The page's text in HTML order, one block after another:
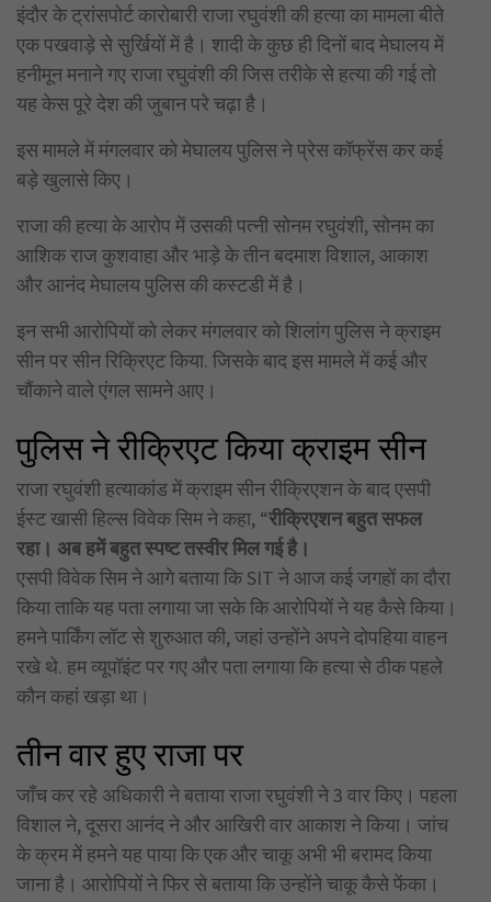
इंदौर के ट्रांसपोर्ट कारोबारी राजा रघुवंशी की हत्या का मामला बीते
एक पखवाड़े से सुर्खियों में है। शादी के कुछ ही दिनों बाद मेघालय में
हनीमून मनाने गए राजा रघुवंशी की जिस तरीके से हत्या की गई तो
यह केस पूरे देश की जुबान परे चढ़ा है।
इस मामले में मंगलवार को मेघालय पुलिस ने प्रेस कॉफ्रेंस कर कई
बड़े खुलासे किए।
राजा की हत्या के आरोप में उसकी पत्नी सोनम रघुवंशी, सोनम का
आशिक राज कुशवाहा और भाड़े के तीन बदमाश विशाल, आकाश
और आनंद मेघालय पुलिस की कस्टडी में है।
इन सभी आरोपियों को लेकर मंगलवार को शिलांग पुलिस ने क्राइम
सीन पर सीन रिक्रिएट किया. जिसके बाद इस मामले में कई और
चौंकाने वाले एंगल सामने आए।
पुलिस ने रीक्रिएट किया क्राइम सीन
राजा रघुवंशी हत्याकांड में क्राइम सीन रीक्रिएशन के बाद एसपी
ईस्ट खासी हिल्स विवेक सिम ने कहा, “रीक्रिएशन बहुत सफल
रहा। अब हमें बहुत स्पष्ट तस्वीर मिल गई है।
एसपी विवेक सिम ने आगे बताया कि SIT ने आज कई जगहों का दौरा
किया ताकि यह पता लगाया जा सके कि आरोपियों ने यह कैसे किया।
हमने पार्किंग लॉट से शुरुआत की, जहां उन्होंने अपने दोपहिया वाहन
रखे थे. हम व्यूपॉइंट पर गए और पता लगाया कि हत्या से ठीक पहले
कौन कहां खड़ा था।
तीन वार हुए राजा पर
जाँच कर रहे अधिकारी ने बताया राजा रघुवंशी ने 3 वार किए। पहला
विशाल ने, दूसरा आनंद ने और आखिरी वार आकाश ने किया। जांच
के क्रम में हमने यह पाया कि एक और चाकू अभी भी बरामद किया
जाना है। आरोपियों ने फिर से बताया कि उन्होंने चाकू कैसे फेंका।